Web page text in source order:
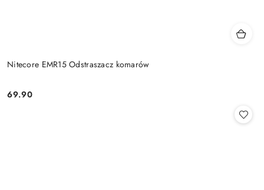
Nitecore EMR15 Odstraszacz komarów
Cena:
69.90